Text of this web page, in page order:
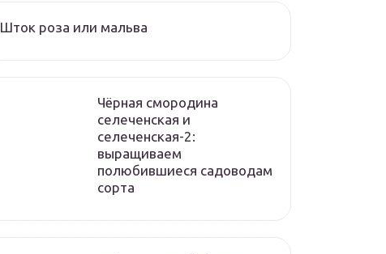
Шток роза или мальва
Чёрная смородина
селеченская и
селеченская-2:
выращиваем
полюбившиеся садоводам
сорта